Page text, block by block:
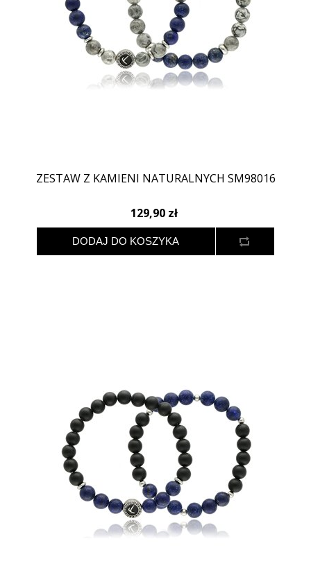
ZESTAW Z KAMIENI NATURALNYCH SM98016
129,90 zł